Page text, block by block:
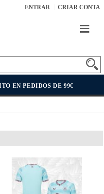
ENTRAR CRIAR CONTA
EN PEDIDOS DE 99€